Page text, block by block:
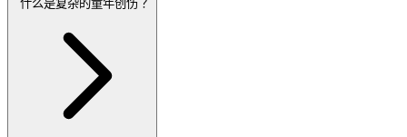
什么是复杂的童年创伤？